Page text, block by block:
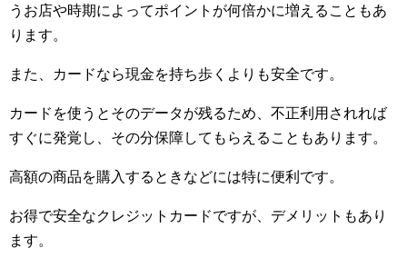
うお店や時期によってポイントが何倍かに増えることもあ
ります。
また、カードなら現金を持ち歩くよりも安全です。
カードを使うとそのデータが残るため、不正利用されれば
すぐに発覚し、その分保障してもらえることもあります。
高額の商品を購入するときなどには特に便利です。
お得で安全なクレジットカードですが、デメリットもあり
ます。